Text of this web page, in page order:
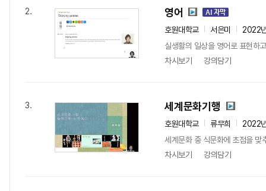
2. 영어
호원대학교 서은미
2022
실생활의 일상을 영어로 표현하
차시보기
강의담기
3. 세계문화기행
호원대학교 류무희
2022
세계문화 중 식문화에 초점을
차시보기
강의담기